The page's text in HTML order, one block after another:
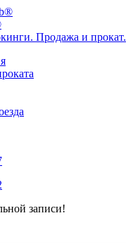
Продажа и прокат.
записи!